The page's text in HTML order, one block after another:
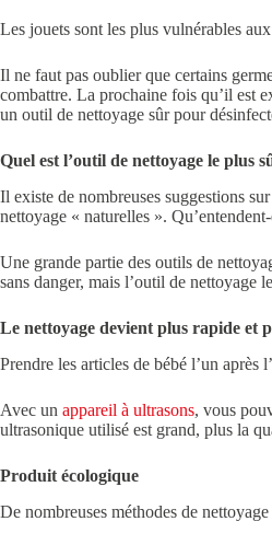
Les jouets sont les plus vulnérables
Il ne faut pas oublier que certains
combattre. La prochaine fois qu’il est
un outil de nettoyage sûr pour
Quel est l’outil de nettoyage le plus
Il existe de nombreuses suggestions
nettoyage « naturelles ».
Une grande partie des outils de
sans danger, mais l’outil de nettoyage
Le nettoyage devient plus rapide et
Prendre les articles de bébé l’un après
Avec un appareil à ultrasons, vous
ultrasonique utilisé est grand, plus la
Produit écologique
De nombreuses méthodes de